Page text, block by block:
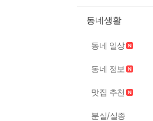
동네생활
동네 일상
동네 정보
맛집 추천
분실/실종